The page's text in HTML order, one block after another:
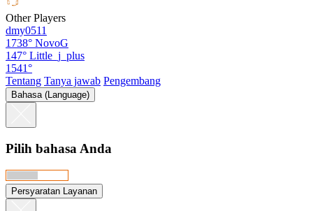
Other Players
dmy0511
1738° NovoG
147° Little_j_plus
1541°
Tentang Tanya jawab Pengembang
Bahasa (Language)
Pilih bahasa Anda
Persyaratan Layanan